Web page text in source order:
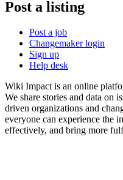
Post a listing
Post a job
Changemaker login
Sign up
Help desk
Wiki Impact is an online
We share stories and data on
driven organizations and
everyone can experience the
effectively, and bring more